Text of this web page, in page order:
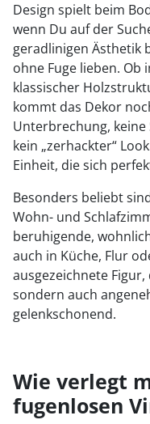
Design spielt beim
wenn Du auf der
geradlinigen Ästhetik
ohne Fuge lieben.
klassischer
kommt das Dekor
Unterbrechung,
kein „zerhackter“
Einheit, die sich
Besonders beliebt
Wohn- und
beruhigende,
auch in Küche, Flur
ausgezeichnete
sondern auch
gelenkschonend.
Wie verlegt
fugenlosen